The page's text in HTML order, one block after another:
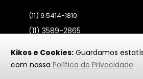
Kikos e Cookies:Guardamos
com nossa Política de Privacidade.
(11) 9.5414-1810
(11) 3589-2865
Atendimento de segunda a
sexta das 09h às 17h